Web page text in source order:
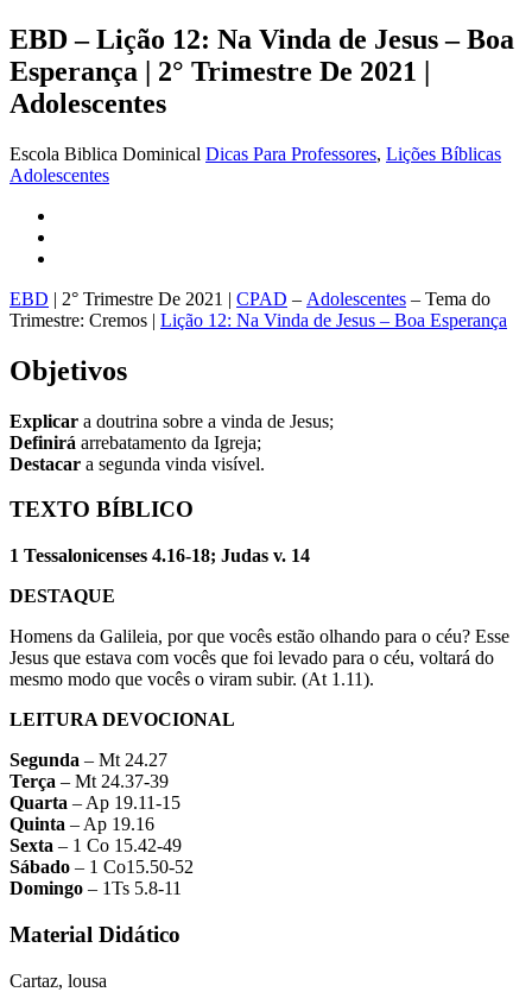
EBD – Lição 12: Na Vinda de Jesus – Boa
Esperança | 2° Trimestre De 2021 |
Adolescentes
Escola Biblica Dominical Dicas Para Professores, Lições Bíblicas
Adolescentes
EBD | 2° Trimestre De 2021 | CPAD – Adolescentes – Tema do
Trimestre: Cremos | Lição 12: Na Vinda de Jesus – Boa Esperança
Objetivos
Explicar a doutrina sobre a vinda de Jesus;
Definirá arrebatamento da Igreja;
Destacar a segunda vinda visível.
TEXTO BÍBLICO
1 Tessalonicenses 4.16-18; Judas v. 14
DESTAQUE
Homens da Galileia, por que vocês estão olhando para o céu? Esse
Jesus que estava com vocês que foi levado para o céu, voltará do
mesmo modo que vocês o viram subir. (At 1.11).
LEITURA DEVOCIONAL
Segunda – Mt 24.27
Terça – Mt 24.37-39
Quarta – Ap 19.11-15
Quinta – Ap 19.16
Sexta – 1 Co 15.42-49
Sábado – 1 Co15.50-52
Domingo – 1Ts 5.8-11
Material Didático
Cartaz, lousa